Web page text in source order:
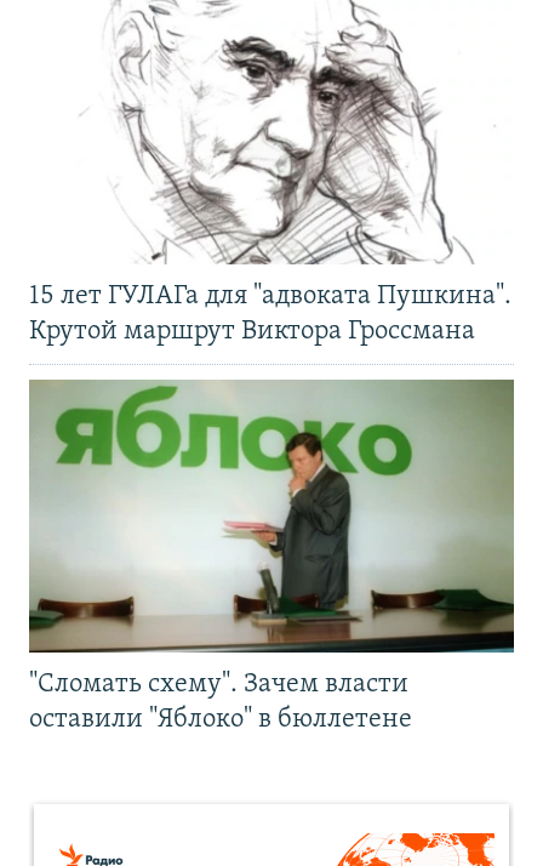
15 лет ГУЛАГа для "адвоката Пушкина".
Крутой маршрут Виктора Гроссмана
"Сломать схему". Зачем власти
оставили "Яблоко" в бюллетене